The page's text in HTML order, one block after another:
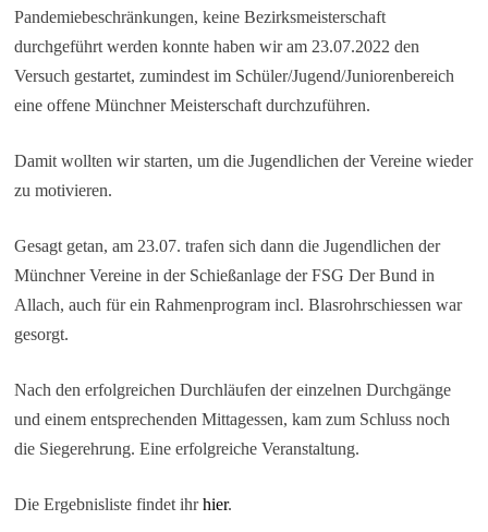
Pandemiebeschränkungen, keine Bezirksmeisterschaft
durchgeführt werden konnte haben wir am 23.07.2022 den
Versuch gestartet, zumindest im Schüler/Jugend/Juniorenbereich
eine offene Münchner Meisterschaft durchzuführen.
Damit wollten wir starten, um die Jugendlichen der Vereine wieder
zu motivieren.
Gesagt getan, am 23.07. trafen sich dann die Jugendlichen der
Münchner Vereine in der Schießanlage der FSG Der Bund in
Allach, auch für ein Rahmenprogram incl. Blasrohrschiessen war
gesorgt.
Nach den erfolgreichen Durchläufen der einzelnen Durchgänge
und einem entsprechenden Mittagessen, kam zum Schluss noch
die Siegerehrung. Eine erfolgreiche Veranstaltung.
Die Ergebnisliste findet ihrhier.